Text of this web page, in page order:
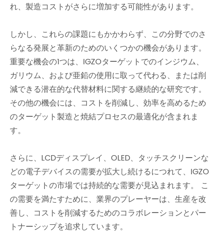
れ、製造コストがさらに増加する可能性があります。
しかし、これらの課題にもかかわらず、この分野でのさ
らなる発展と革新のためのいくつかの機会があります。
重要な機会の1つは、IGZOターゲットでのインジウム、
ガリウム、および亜鉛の使用に取って代わる、または削
減できる潜在的な代替材料に関する継続的な研究です。
その他の機会には、コストを削減し、効率を高めるため
のターゲット製造と焼結プロセスの最適化が含まれま
す。
さらに、LCDディスプレイ、OLED、タッチスクリーンな
どの電子デバイスの需要が拡大し続けるにつれて、IGZO
ターゲットの市場では持続的な需要が見込まれます。 こ
の需要を満たすために、業界のプレーヤーは、生産を改
善し、コストを削減するためのコラボレーションとパー
トナーシップを追求しています。